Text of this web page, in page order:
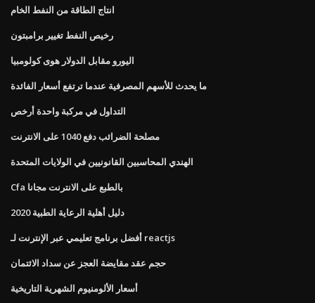
انتاج الطاقة من النفط الخام
رخيص النفط تغيير برامبتون
اليورو مقابل الدولار هوى كولومبيا
ما يحدث للأسهم المصرفية عندما ترتفع أسعار الفائدة
التداول في مركبة واحدة أرخص
مصلحة الضرائب دفع 1040 على الانترنت
الهندي المحاسبين القانونيين في الولايات المتحدة
Cfa بالطبع على الانترنت مجانا
دليل أهلية الرعاية الطبية 2020
أفضل برنامج تعليمي عبر الإنترنت لـ reactjs
حجم عقد مقايضة العجز عن سداد الائتمان
أسعار الألومنيوم الشهرية التاريخية